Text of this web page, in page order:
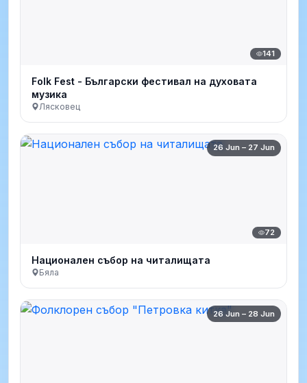
141
Folk Fest - Български фестивал на духовата
музика
Лясковец
26 Jun – 27 Jun
72
Национален събор на читалищата
Бяла
26 Jun – 28 Jun